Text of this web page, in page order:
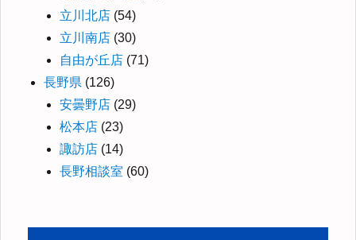
立川北店 (54)
立川南店 (30)
自由が丘店 (71)
長野県 (126)
安曇野店 (29)
松本店 (23)
諏訪店 (14)
長野相談室 (60)